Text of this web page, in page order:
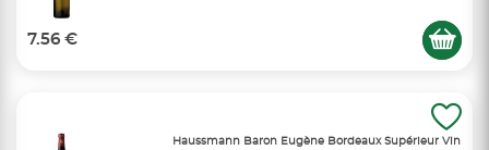
7.56 €
Haussmann Baron Eugène Bordeaux Supérieur Vin